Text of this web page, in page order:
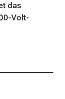
das
Volt-